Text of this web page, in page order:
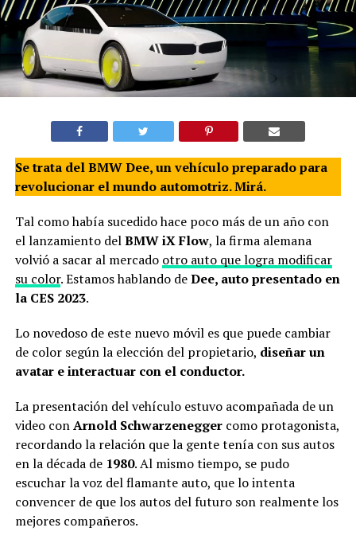
Se trata del BMW Dee, un vehículo preparado para
revolucionar el mundo automotriz. Mirá.
Tal como había sucedido hace poco más de un año con
el lanzamiento delBMW iX Flow, la firma alemana
volvió a sacar al mercado otro auto que logra modificar
su color. Estamos hablando deDee, auto presentado en
la CES 2023.
Lo novedoso de este nuevo móvil es que puede cambiar
de color según la elección del propietario, diseñar un
avatar e interactuar con el conductor.
La presentación del vehículo estuvo acompañada de un
video conArnold Schwarzeneggercomo protagonista,
recordando la relación que la gente tenía con sus autos
en la década de 1980. Al mismo tiempo, se pudo
escuchar la voz del flamante auto, que lo intenta
convencer de que los autos del futuro son realmente los
mejores compañeros.